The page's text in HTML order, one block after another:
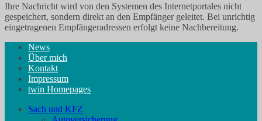
Ihre Nachricht wird von den Systemen des Internetportales nicht
gespeichert, sondern direkt an den Empfänger geleitet. Bei unrichtig
eingetragenen Empfängeradressen erfolgt keine Nachbereitung.
News
Über mich
Kontakt
Impressum
twin Homepages
Sach und KFZ